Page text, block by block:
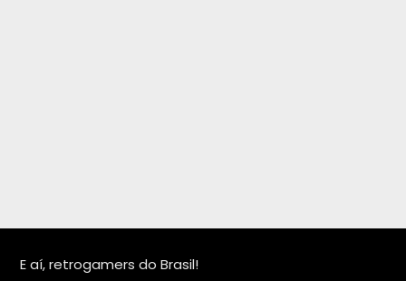
E aí, retrogamers do Brasil!